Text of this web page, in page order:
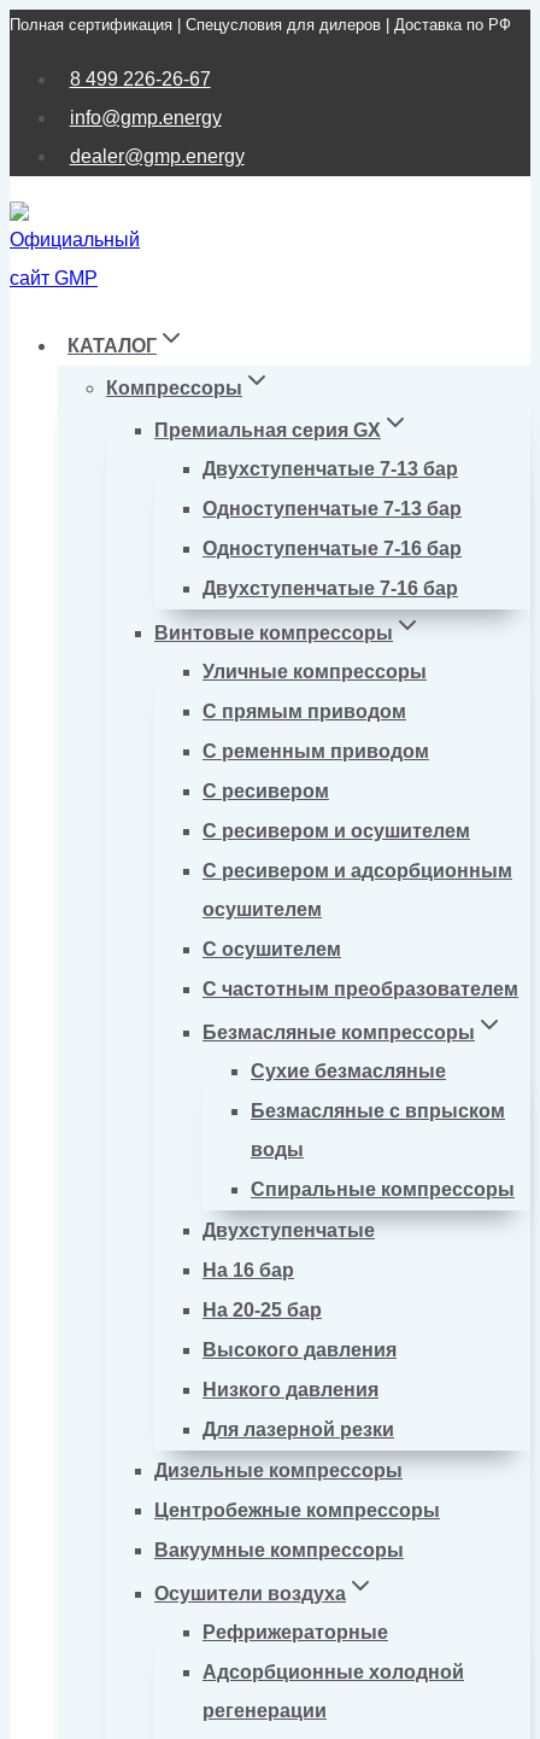
Перейти
Полная сертификация | Спецусловия для дилеров | Доставка по РФ
8 499 226-26-67
info@gmp.energy
dealer@gmp.energy
КАТАЛОГ
Компрессоры
Премиальная серия GX
Двухступенчатые 7-13 бар
Одноступенчатые 7-13 бар
Одноступенчатые 7-16 бар
Двухступенчатые 7-16 бар
Винтовые компрессоры
Уличные компрессоры
С прямым приводом
С ременным приводом
С ресивером
С ресивером и осушителем
С ресивером и адсорбционным
осушителем
С осушителем
С частотным преобразователем
Безмасляные компрессоры
Сухие безмасляные
Безмасляные с впрыском
воды
Спиральные компрессоры
Двухступенчатые
На 16 бар
На 20-25 бар
Высокого давления
Низкого давления
Для лазерной резки
Дизельные компрессоры
Центробежные компрессоры
Вакуумные компрессоры
Осушители воздуха
Рефрижераторные
Адсорбционные холодной
регенерации